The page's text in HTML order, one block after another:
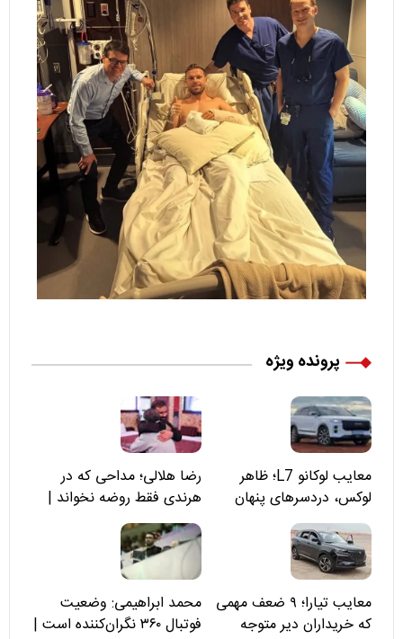
پرونده ویژه
معایب لوکانو L7؛ ظاهر
لوکس، دردسرهای پنهان
رضا هلالی؛ مداحی که در
هرندی فقط روضه نخواند |
مسئولان «تکیه‌گاه آقا مرتضی
علی(ع)» را جدی‌تر ببینند
معایب تیارا؛ ۹ ضعف مهمی
که خریداران دیر متوجه
محمد ابراهیمی: وضعیت
فوتبال ۳۶۰ نگران‌کننده است |